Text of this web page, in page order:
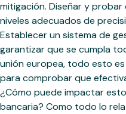
mitigación. Diseñar y
niveles adecuados de
Establecer un sistema de
garantizar que se cumpla
unión europea, todo esto
para comprobar que
¿Cómo puede impactar
bancaria? Como todo lo